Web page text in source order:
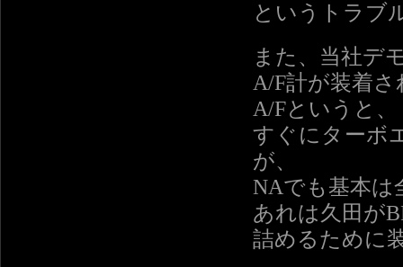
というトラブ
また、当社デ
A/F計が装着
A/Fというと、
すぐにターボ
が、
NAでも基本は
あれは久田が
詰めるために